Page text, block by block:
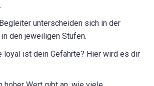
unterscheiden sich in der
den jeweiligen Stufen.
loyal ist dein Gefährte? Hier wird es dir